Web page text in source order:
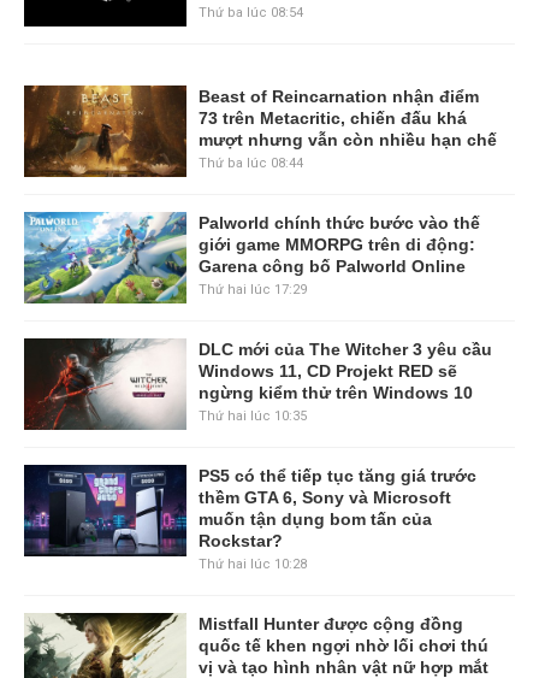
Thứ ba lúc 08:54
Beast of Reincarnation nhận điểm
73 trên Metacritic, chiến đấu khá
mượt nhưng vẫn còn nhiều hạn chế
Thứ ba lúc 08:44
Palworld chính thức bước vào thế
giới game MMORPG trên di động:
Garena công bố Palworld Online
Thứ hai lúc 17:29
DLC mới của The Witcher 3 yêu cầu
Windows 11, CD Projekt RED sẽ
ngừng kiểm thử trên Windows 10
Thứ hai lúc 10:35
PS5 có thể tiếp tục tăng giá trước
thềm GTA 6, Sony và Microsoft
muốn tận dụng bom tấn của
Rockstar?
Thứ hai lúc 10:28
Mistfall Hunter được cộng đồng
quốc tế khen ngợi nhờ lối chơi thú
vị và tạo hình nhân vật nữ hợp mắt